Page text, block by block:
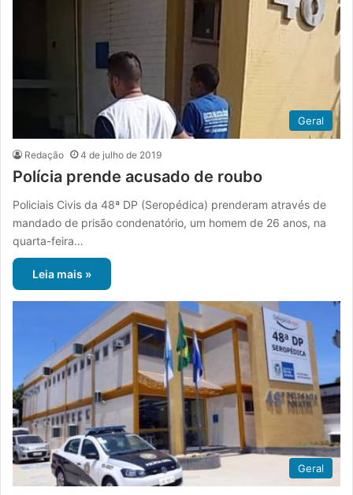
Geral
Redação 4 de julho de 2019
Polícia prende acusado de roubo
Policiais Civis da 48ª DP (Seropédica) prenderam através de
mandado de prisão condenatório, um homem de 26 anos, na
quarta-feira…
Leia mais »
Geral